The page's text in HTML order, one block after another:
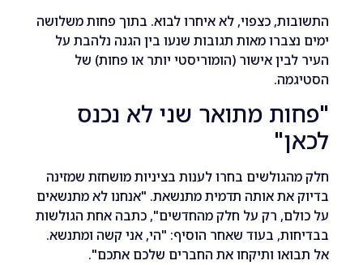
כצפוי, לא איחרו לבוא. בתוך פחות משלושה
מאות תגובות שנעו בין הגנה נלהבת על
אישור (הומוריסטי יותר או פחות) של
מתואר שני לא נכנס
בחרו לענות בציניות מושחזת שמזינה
את אותה תדמית מתנשאת. "אנחנו לא מתנשאים
רק על חלק מהחדשים", כתבה אחת הגולשות
בעוד שאחר הוסיף: "הי, אני קשה ומתנשא.
ותיקחו את החברים שלכם אתכם".